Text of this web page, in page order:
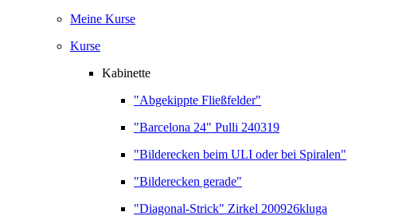
Meine Kurse
Kurse
Kabinette
"Abgekippte Fließfelder"
"Barcelona 24" Pulli 240319
"Bilderecken beim ULI oder bei Spiralen"
"Bilderecken gerade"
"Diagonal-Strick" Zirkel 200926kluga